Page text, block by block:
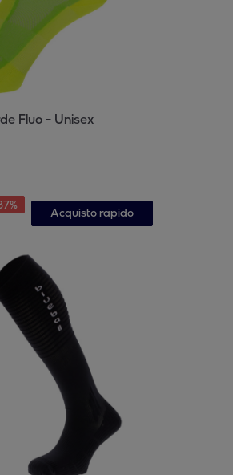
Fluo - Unisex
%
Acquisto rapido